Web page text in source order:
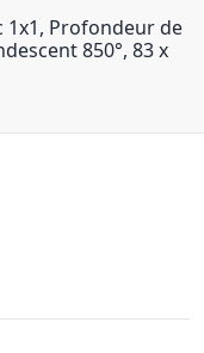
1x1, Profondeur de
850°, 83 x